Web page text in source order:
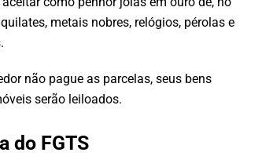
metais nobres, relógios, pérolas e
não pague as parcelas, seus bens
serão leiloados.
do FGTS